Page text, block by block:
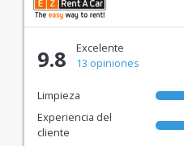
9.8
Excelente
13 opiniones
Limpieza
Experiencia del
cliente